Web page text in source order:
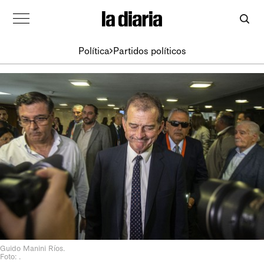
Política Partidos políticos
Guido Manini Ríos.
Foto: .